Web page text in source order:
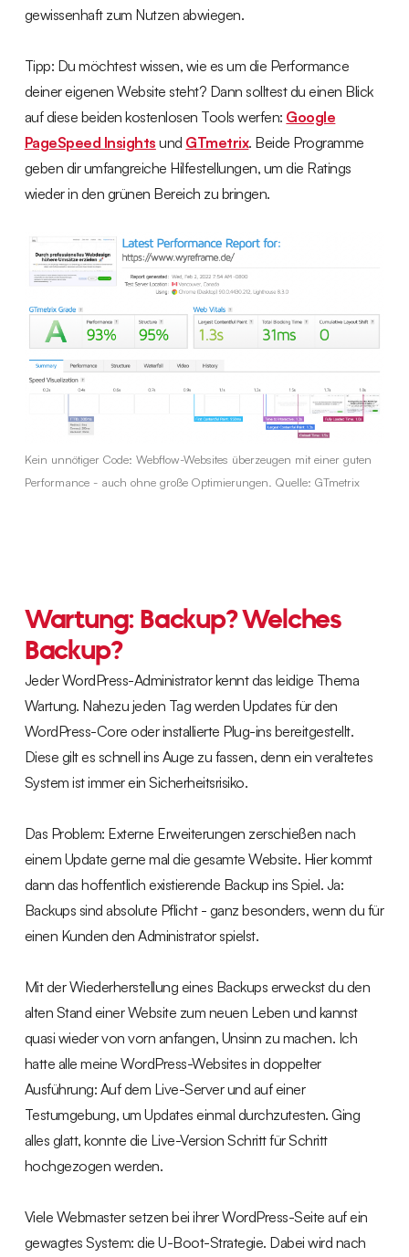
gewissenhaft zum Nutzen abwiegen.
Tipp: Du möchtest wissen, wie es um die Performance
deiner eigenen Website steht? Dann solltest du einen Blick
auf diese beiden kostenlosen Tools werfen: Google
PageSpeed Insights und GTmetrix. Beide Programme
geben dir umfangreiche Hilfestellungen, um die Ratings
wieder in den grünen Bereich zu bringen.
Kein unnötiger Code: Webflow-Websites überzeugen mit einer guten
Performance - auch ohne große Optimierungen. Quelle: GTmetrix
Wartung: Backup? Welches
Backup?
Jeder WordPress-Administrator kennt das leidige Thema
Wartung. Nahezu jeden Tag werden Updates für den
WordPress-Core oder installierte Plug-ins bereitgestellt.
Diese gilt es schnell ins Auge zu fassen, denn ein veraltetes
System ist immer ein Sicherheitsrisiko.
Das Problem: Externe Erweiterungen zerschießen nach
einem Update gerne mal die gesamte Website. Hier kommt
dann das hoffentlich existierende Backup ins Spiel. Ja:
Backups sind absolute Pflicht - ganz besonders, wenn du für
einen Kunden den Administrator spielst.
Mit der Wiederherstellung eines Backups erweckst du den
alten Stand einer Website zum neuen Leben und kannst
quasi wieder von vorn anfangen, Unsinn zu machen. Ich
hatte alle meine WordPress-Websites in doppelter
Ausführung: Auf dem Live-Server und auf einer
Testumgebung, um Updates einmal durchzutesten. Ging
alles glatt, konnte die Live-Version Schritt für Schritt
hochgezogen werden.
Viele Webmaster setzen bei ihrer WordPress-Seite auf ein
gewagtes System: die U-Boot-Strategie. Dabei wird nach